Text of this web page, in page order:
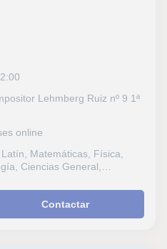
Lehmberg Ruiz nº 9 1ª
online
Matemáticas, Física,
Ciencias General,
Anatomía, Ciencias
Filosofía, Lengua
y Griego, Escritura,
Contactar